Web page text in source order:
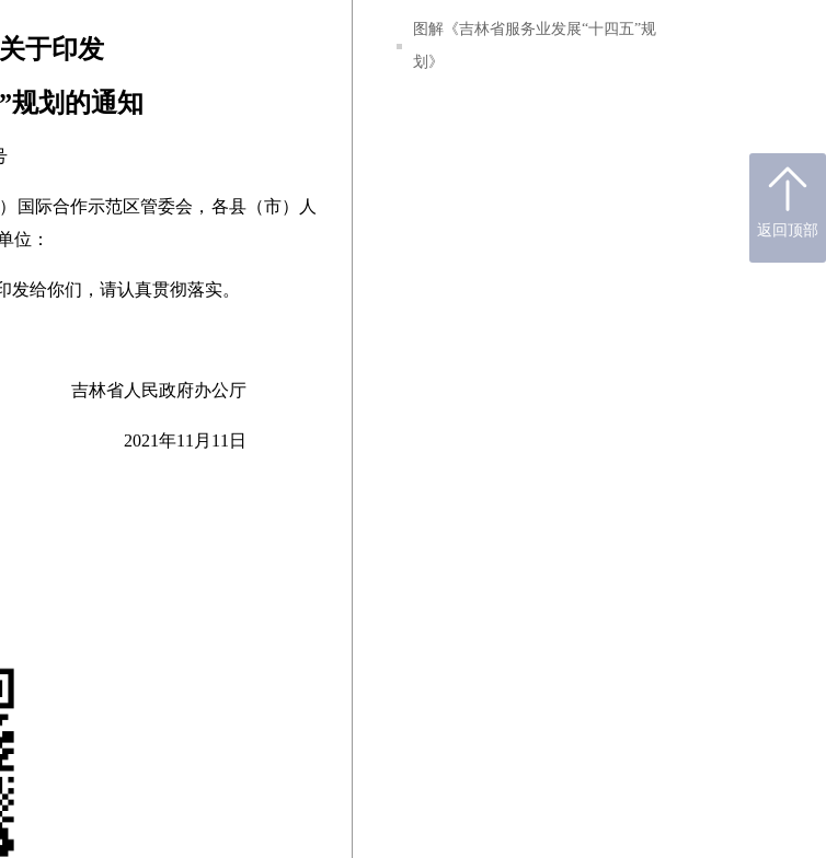
返回顶部
于印发
规划的通知
国际合作示范区管委会，各县（市）人
位：
给你们，请认真贯彻落实。
吉林省人民政府办公厅
2021年11月11日
图解《吉林省服务业发展“十四五”规
划》